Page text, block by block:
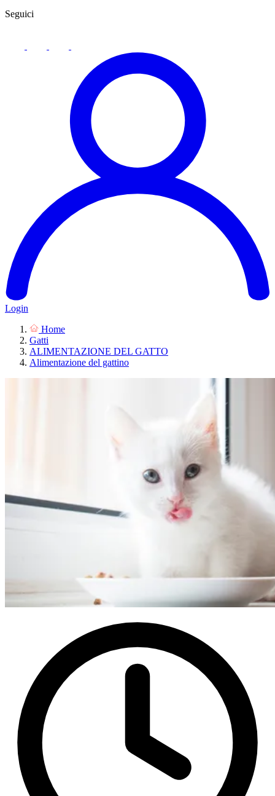
Seguici
Login
Home
Gatti
ALIMENTAZIONE DEL GATTO
Alimentazione del gattino